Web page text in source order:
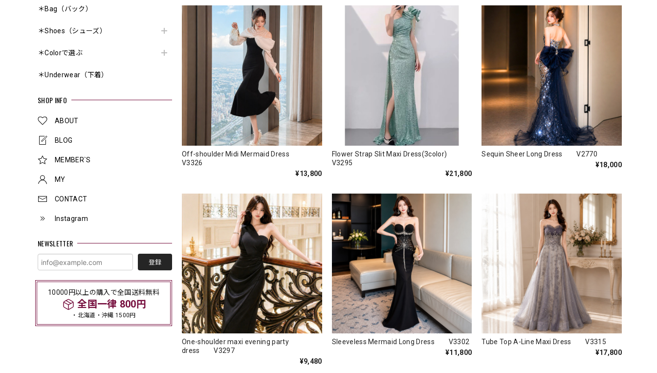
＊Bag（バック）
＊Shoes（シューズ）
＊Colorで選ぶ
＊Underwear（下着）
SHOP INFO
ABOUT
BLOG
MEMBER`S
MY
CONTACT
Instagram
NEWSLETTER
登録
10000円以上の購入で全国送料無料
全国一律 800円
・北海道・沖縄 1500円
Off-shoulder Midi Mermaid Dress
V3326
¥13,800
Flower Strap Slit Maxi Dress(3color)
V3295
¥21,800
Sequin Sheer Long Dress V2770
¥18,000
One-shoulder maxi evening party
dress V3297
¥9,480
Sleeveless Mermaid Long Dress V3302
¥11,800
Tube Top A-Line Maxi Dress V3315
¥17,800